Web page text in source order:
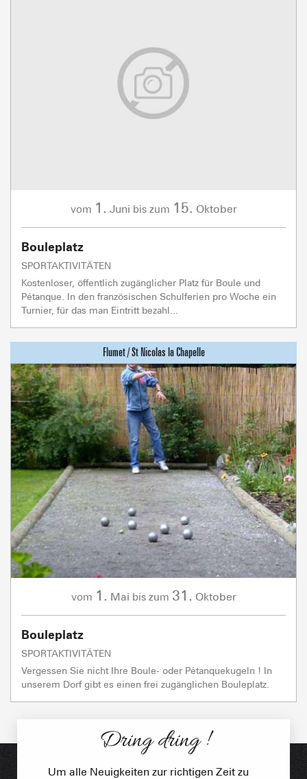
vom 1. Juni bis zum 15. Oktober
Bouleplatz
SPORTAKTIVITÄTEN
Kostenloser, öffentlich zugänglicher Platz für Boule und
Pétanque. In den französischen Schulferien pro Woche ein
Turnier, für das man Eintritt bezahl...
vom 1. Mai bis zum 31. Oktober
Bouleplatz
SPORTAKTIVITÄTEN
Vergessen Sie nicht Ihre Boule- oder Pétanquekugeln ! In
unserem Dorf gibt es einen frei zugänglichen Bouleplatz.
Dring dring !
Um alle Neuigkeiten zur richtigen Zeit zu